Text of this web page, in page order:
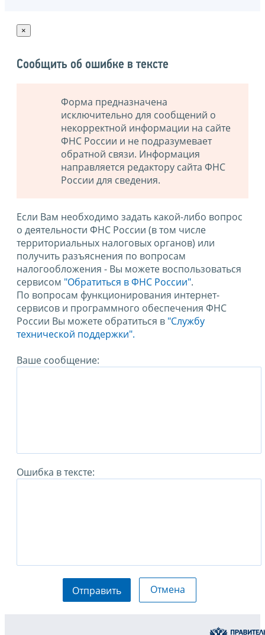
×
Сообщить об ошибке в тексте
Форма предназначена
исключительно для сообщений о
некорректной информации на сайте
ФНС России и не подразумевает
обратной связи. Информация
направляется редактору сайта ФНС
России для сведения.
Если Вам необходимо задать какой-либо вопрос
о деятельности ФНС России (в том числе
территориальных налоговых органов) или
получить разъяснения по вопросам
налогообложения - Вы можете воспользоваться
сервисом "Обратиться в ФНС России".
По вопросам функционирования интернет-
сервисов и программного обеспечения ФНС
России Вы можете обратиться в "Службу
технической поддержки".
Ваше сообщение:
Ошибка в тексте:
Отправить Отмена